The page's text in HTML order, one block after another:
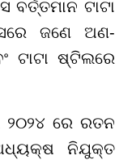
ଟାଟା
ଜଣେ ଅଣ-
ଟାଟା ଷ୍ଟିଲରେ
୨୦୨୪ ରେ ରତନ
ନିଯୁକ୍ତ